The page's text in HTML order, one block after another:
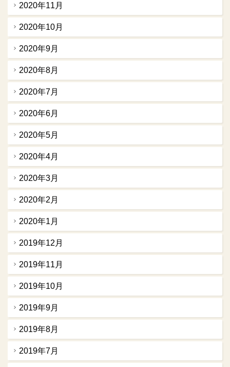
2020年11月
2020年10月
2020年9月
2020年8月
2020年7月
2020年6月
2020年5月
2020年4月
2020年3月
2020年2月
2020年1月
2019年12月
2019年11月
2019年10月
2019年9月
2019年8月
2019年7月